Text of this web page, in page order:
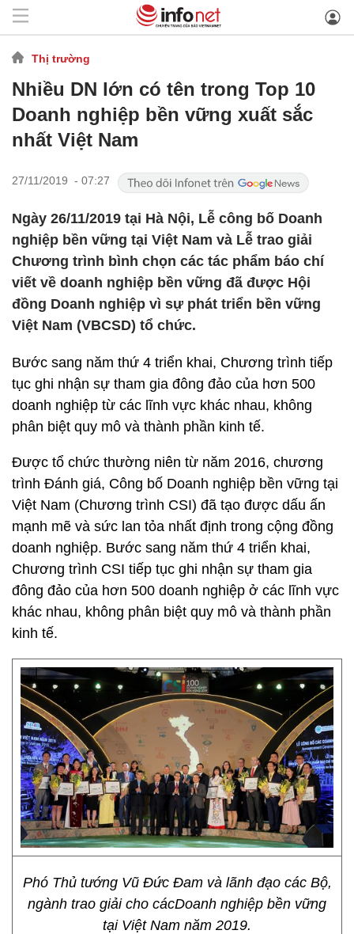
Thị trường
Nhiều DN lớn có tên trong Top 10
Doanh nghiệp bền vững xuất sắc
nhất Việt Nam
27/11/2019 - 07:27
Ngày 26/11/2019 tại Hà Nội, Lễ công bố Doanh
nghiệp bền vững tại Việt Nam và Lễ trao giải
Chương trình bình chọn các tác phẩm báo chí
viết về doanh nghiệp bền vững đã được Hội
đồng Doanh nghiệp vì sự phát triển bền vững
Việt Nam (VBCSD) tổ chức.
Bước sang năm thứ 4 triển khai, Chương trình tiếp
tục ghi nhận sự tham gia đông đảo của hơn 500
doanh nghiệp từ các lĩnh vực khác nhau, không
phân biệt quy mô và thành phần kinh tế.
Được tổ chức thường niên từ năm 2016, chương
trình Đánh giá, Công bố Doanh nghiệp bền vững tại
Việt Nam (Chương trình CSI) đã tạo được dấu ấn
mạnh mẽ và sức lan tỏa nhất định trong cộng đồng
doanh nghiệp. Bước sang năm thứ 4 triển khai,
Chương trình CSI tiếp tục ghi nhận sự tham gia
đông đảo của hơn 500 doanh nghiệp ở các lĩnh vực
khác nhau, không phân biệt quy mô và thành phần
kinh tế.
Phó Thủ tướng Vũ Đức Đam và lãnh đạo các Bộ,
ngành trao giải cho cácDoanh nghiệp bền vững
tại Việt Nam năm 2019.